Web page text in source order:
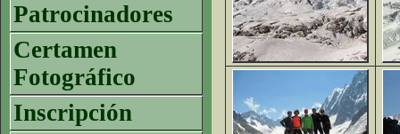
Patrocinadores
Certamen
Fotográfico
Inscripción